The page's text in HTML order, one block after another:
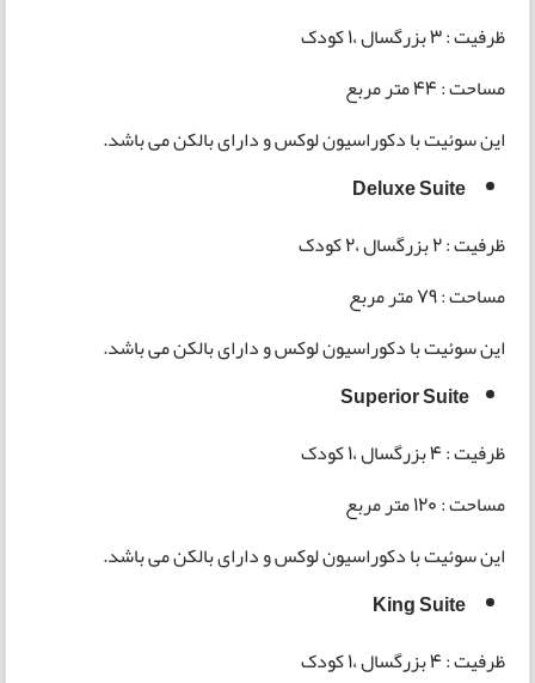
ظرفیت : 3 بزرگسال ،1 کودک
مساحت : 44 متر مربع
این سوئیت با دکوراسیون لوکس و دارای بالکن می باشد.
Deluxe Suite
ظرفیت : 2 بزرگسال ،2 کودک
مساحت : 79 متر مربع
این سوئیت با دکوراسیون لوکس و دارای بالکن می باشد.
Superior Suite
ظرفیت : 4 بزرگسال ،1 کودک
مساحت : 120 متر مربع
این سوئیت با دکوراسیون لوکس و دارای بالکن می باشد.
King Suite
ظرفیت : 4 بزرگسال ،1 کودک